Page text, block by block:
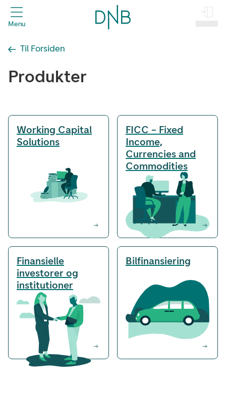
header.title
Menu
Til Forsiden
Produkter
Navigationslinks
Working Capital
Solutions
FICC – Fixed
Income,
Currencies and
Commodities
Finansielle
investorer og
institutioner
Bilfinansiering